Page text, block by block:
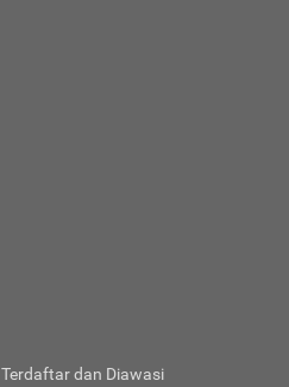
Terdaftar dan Diawasi